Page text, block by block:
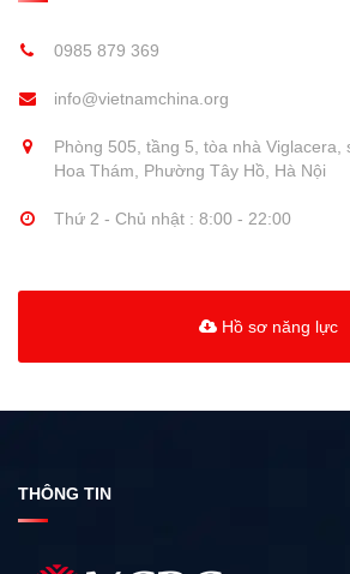
0985 879 369
info@vietnamchina.org
Phòng 505, tầng 5, tòa nhà Viglacera,
Hoa Thám, Phường Tây Hồ, Hà Nội
Thứ 2 - Chủ nhật : 8:00 - 22:00
Hồ sơ năng lực
THÔNG TIN